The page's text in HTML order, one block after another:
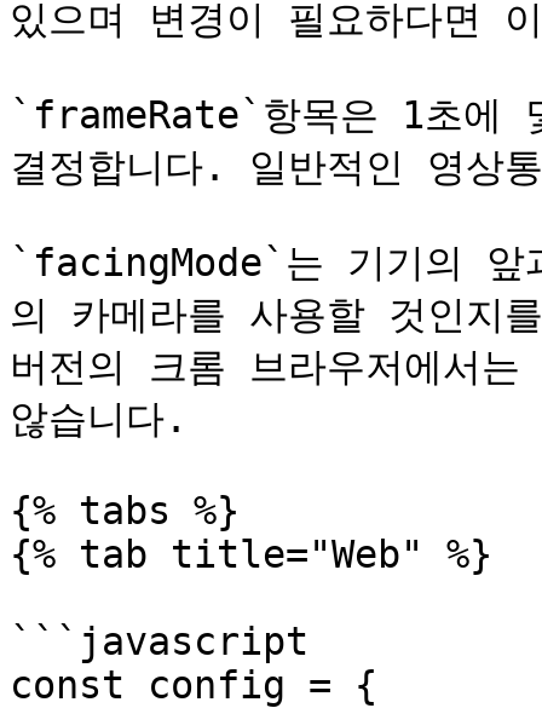
있으며 변경이 필요하다면
`frameRate`항목은 1초에
결정합니다. 일반적인 영상
`facingMode`는 기기의 앞
의 카메라를 사용할 것인지
버전의 크롬 브라우저에서
않습니다.
{% tabs %}
{% tab title="Web" %}
```javascript
const config = {